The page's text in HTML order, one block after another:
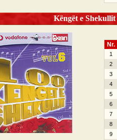
Këngët e
Nr.
1
2
3
4
5
6
7
8
9